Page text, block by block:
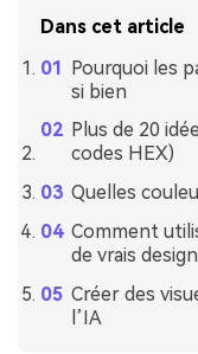
Dans cet article
Pourquoi les
si bien
Plus de 20
codes HEX)
Quelles
Comment
de vrais
Créer des
l’IA